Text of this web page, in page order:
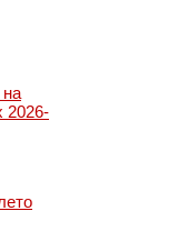
на
2026-